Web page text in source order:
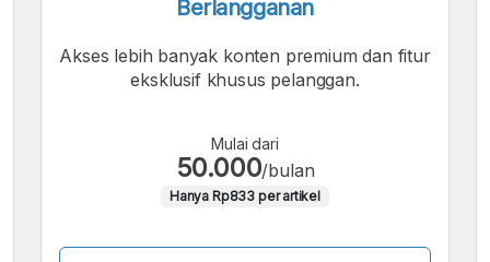
Berlangganan
Akses lebih banyak konten premium dan fitur
eksklusif khusus pelanggan.
Mulai dari
50.000/bulan
Hanya Rp833 per artikel